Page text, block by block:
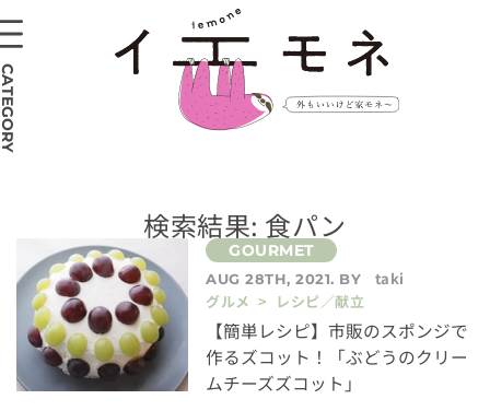
検索結果: 食パン
AUG 28TH, 2021. BY
taki
グルメ > レシピ／献立
【簡単レシピ】市販のスポンジで
作るズコット！「ぶどうのクリー
ムチーズズコット」